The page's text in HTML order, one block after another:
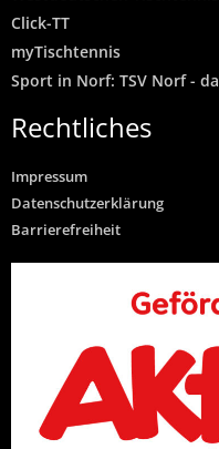
Click-TT
myTischtennis
Sport in Norf: TSV Norf -
Rechtliches
Impressum
Datenschutzerklärung
Barrierefreiheit